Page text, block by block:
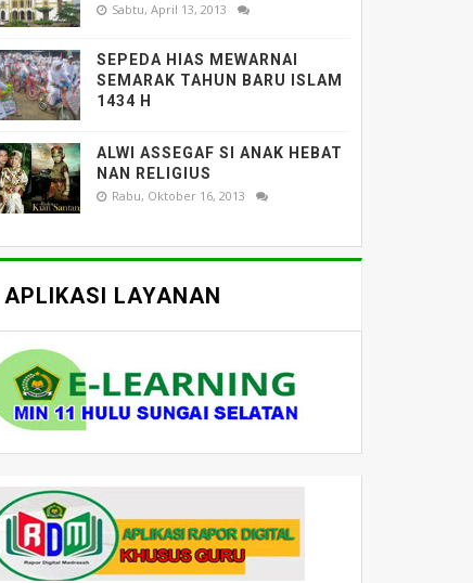
Sabtu, April 13, 2013
SEPEDA HIAS MEWARNAI
SEMARAK TAHUN BARU ISLAM
1434 H
ALWI ASSEGAF SI ANAK HEBAT
NAN RELIGIUS
Rabu, Oktober 16, 2013
APLIKASI LAYANAN